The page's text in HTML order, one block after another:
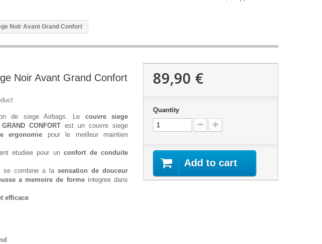
Noir Avant Grand Confort
Noir Avant Grand Confort
de siege Airbags. Le couvre siege
CONFORT est un couvre siege
ergonomie pour le meilleur maintien
etudiee pour unconfort de conduite
se combine a la sensation de douceur
a memoire de formeintegree dans
efficace
89,90 €
Quantity
Add to cart